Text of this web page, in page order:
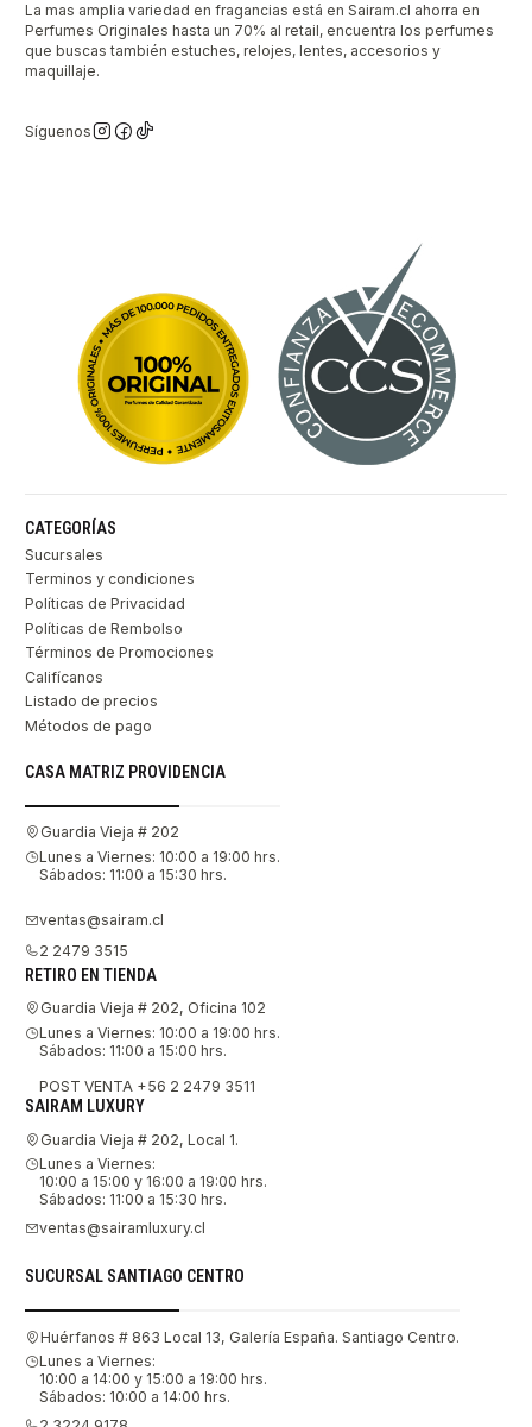
La mas amplia variedad en fragancias está en Sairam.cl ahorra en
Perfumes Originales hasta un 70% al retail, encuentra los perfumes
que buscas también estuches, relojes, lentes, accesorios y
maquillaje.
Síguenos
CATEGORÍAS
Sucursales
Terminos y condiciones
Políticas de Privacidad
Políticas de Rembolso
Términos de Promociones
Califícanos
Listado de precios
Métodos de pago
CASA MATRIZ PROVIDENCIA
Guardia Vieja # 202
Lunes a Viernes: 10:00 a 19:00 hrs.
Sábados: 11:00 a 15:30 hrs.
ventas@sairam.cl
2 2479 3515
RETIRO EN TIENDA
Guardia Vieja # 202, Oficina 102
Lunes a Viernes: 10:00 a 19:00 hrs.
Sábados: 11:00 a 15:00 hrs.
POST VENTA +56 2 2479 3511
SAIRAM LUXURY
Guardia Vieja # 202, Local 1.
Lunes a Viernes:
10:00 a 15:00 y 16:00 a 19:00 hrs.
Sábados: 11:00 a 15:30 hrs.
ventas@sairamluxury.cl
SUCURSAL SANTIAGO CENTRO
Huérfanos # 863 Local 13, Galería España. Santiago Centro.
Lunes a Viernes:
10:00 a 14:00 y 15:00 a 19:00 hrs.
Sábados: 10:00 a 14:00 hrs.